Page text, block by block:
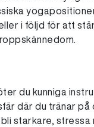
i följd för att
du kunniga
där du tränar på
starkare, stressa